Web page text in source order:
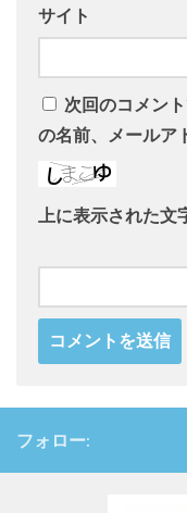
サイト
次回のコメン
の名前、メールア
上に表示された文
フォロー: